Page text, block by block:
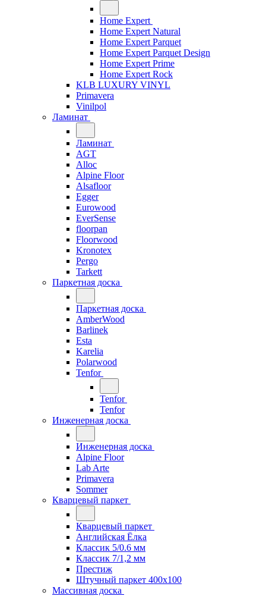
Home Expert
Home Expert Natural
Home Expert Parquet
Home Expert Parquet Design
Home Expert Prime
Home Expert Rock
KLB LUXURY VINYL
Primavera
Vinilpol
Ламинат
Ламинат
AGT
Alloc
Alpine Floor
Alsafloor
Egger
Eurowood
EverSense
floorpan
Floorwood
Kronotex
Pergo
Tarkett
Паркетная доска
Паркетная доска
AmberWood
Barlinek
Esta
Karelia
Polarwood
Tenfor
Tenfor
Tenfor
Инженерная доска
Инженерная доска
Alpine Floor
Lab Arte
Primavera
Sommer
Кварцевый паркет
Кварцевый паркет
Английская Ёлка
Классик 5/0.6 мм
Классик 7/1,2 мм
Престиж
Штучный паркет 400x100
Массивная доска